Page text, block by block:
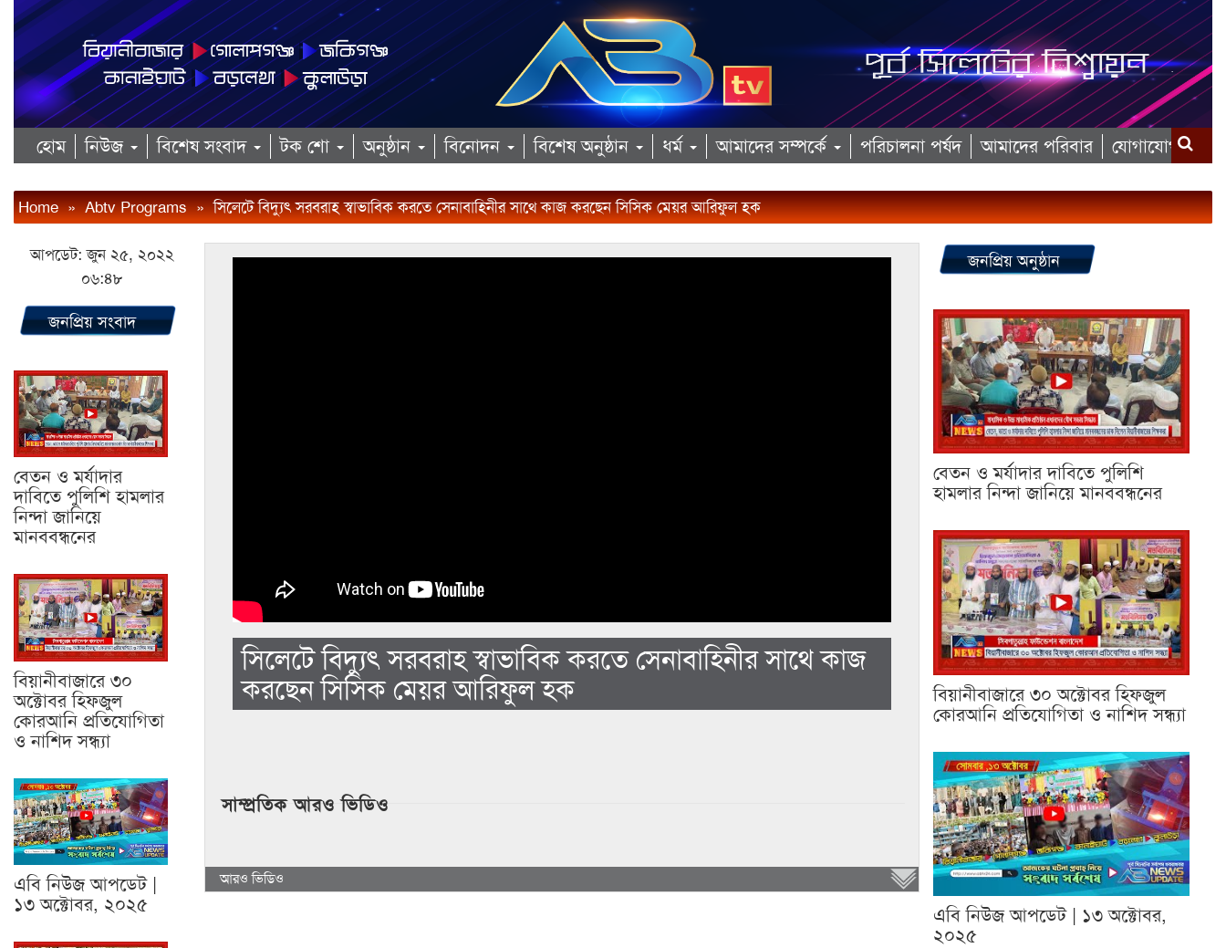
হোম নিউজ বিশেষ সংবাদ টক শো অনুষ্ঠান বিনোদন বিশেষ অনুষ্ঠান ধর্ম আমাদের সম্পর্কে পরিচালনা পর্ষদ আমাদের পরিবার যোগাযোগ
Home » Abtv Programs » সিলেটে বিদ্যুৎ সরবরাহ স্বাভাবিক করতে সেনাবাহিনীর সাথে কাজ করছেন সিসিক মেয়র আরিফুল হক
আপডেট: জুন ২৫, ২০২২
০৬:৪৮
জনপ্রিয় সংবাদ
বেতন ও মর্যাদার
দাবিতে পুলিশি হামলার
নিন্দা জানিয়ে
মানববন্ধনের
বিয়ানীবাজারে ৩০
অক্টোবর হিফজুল
কোরআনি প্রতিযোগিতা
ও নাশিদ সন্ধ্যা
এবি নিউজ আপডেট |
১৩ অক্টোবর, ২০২৫
সিলেটে বিদ্যুৎ সরবরাহ স্বাভাবিক করতে সেনাবাহিনীর সাথে কাজ
করছেন সিসিক মেয়র আরিফুল হক
সাম্প্রতিক আরও ভিডিও
আরও ভিডিও
জনপ্রিয় অনুষ্ঠান
বেতন ও মর্যাদার দাবিতে পুলিশি
হামলার নিন্দা জানিয়ে মানববন্ধনের
বিয়ানীবাজারে ৩০ অক্টোবর হিফজুল
কোরআনি প্রতিযোগিতা ও নাশিদ সন্ধ্যা
এবি নিউজ আপডেট | ১৩ অক্টোবর,
২০২৫